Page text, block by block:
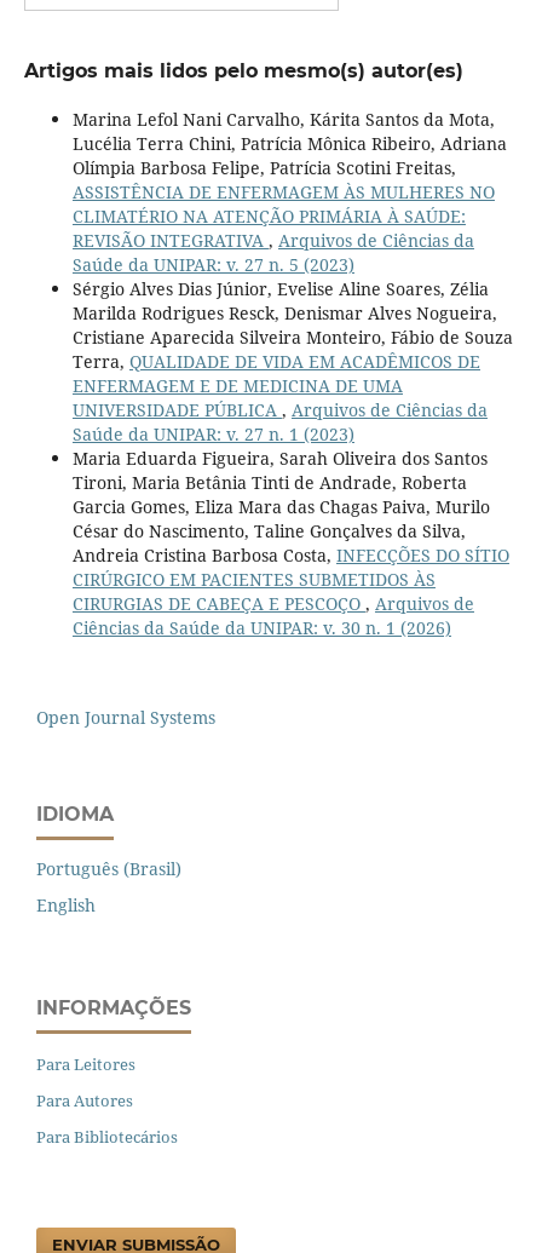
Artigos mais lidos pelo mesmo(s) autor(es)
Marina Lefol Nani Carvalho, Kárita Santos da Mota,
Lucélia Terra Chini, Patrícia Mônica Ribeiro, Adriana
Olímpia Barbosa Felipe, Patrícia Scotini Freitas,
ASSISTÊNCIA DE ENFERMAGEM ÀS MULHERES NO
CLIMATÉRIO NA ATENÇÃO PRIMÁRIA À SAÚDE:
REVISÃO INTEGRATIVA , Arquivos de Ciências da
Saúde da UNIPAR: v. 27 n. 5 (2023)
Sérgio Alves Dias Júnior, Evelise Aline Soares, Zélia
Marilda Rodrigues Resck, Denismar Alves Nogueira,
Cristiane Aparecida Silveira Monteiro, Fábio de Souza
Terra, QUALIDADE DE VIDA EM ACADÊMICOS DE
ENFERMAGEM E DE MEDICINA DE UMA
UNIVERSIDADE PÚBLICA , Arquivos de Ciências da
Saúde da UNIPAR: v. 27 n. 1 (2023)
Maria Eduarda Figueira, Sarah Oliveira dos Santos
Tironi, Maria Betânia Tinti de Andrade, Roberta
Garcia Gomes, Eliza Mara das Chagas Paiva, Murilo
César do Nascimento, Taline Gonçalves da Silva,
Andreia Cristina Barbosa Costa, INFECÇÕES DO SÍTIO
CIRÚRGICO EM PACIENTES SUBMETIDOS ÀS
CIRURGIAS DE CABEÇA E PESCOÇO , Arquivos de
Ciências da Saúde da UNIPAR: v. 30 n. 1 (2026)
Open Journal Systems
IDIOMA
Português (Brasil)
English
INFORMAÇÕES
Para Leitores
Para Autores
Para Bibliotecários
ENVIAR SUBMISSÃO